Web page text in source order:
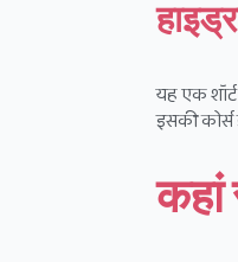
यह एक
इसकी
कहां